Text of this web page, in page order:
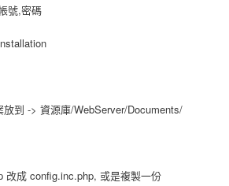
號,密碼
到 -> 資源庫/WebServer/Documents/
改成 config.inc.php, 或是複製一份